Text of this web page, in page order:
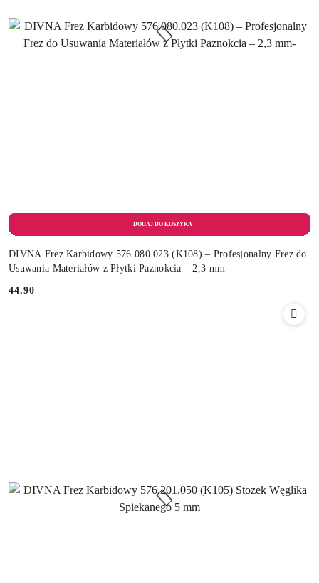
DIVNA Frez Karbidowy 576.080.023 (K108) – Profesjonalny Frez do
Usuwania Materiałów z Płytki Paznokcia – 2,3 mm-
Cena:
44.90